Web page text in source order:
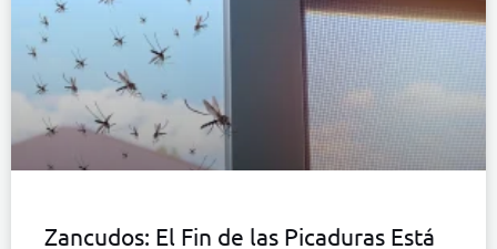
Zancudos: El Fin de las Picaduras Está